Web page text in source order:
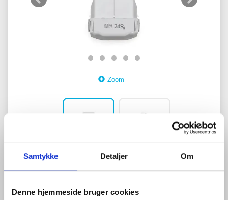
Samtykke Detaljer Om
Denne hjemmeside bruger cookies
Zoom
0anmeldelser Skriv anmeldelse
480,00 DKK